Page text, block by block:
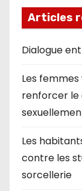
Articles
Dialogue
Les
renforcer le
Les
contre les
sorcellerie